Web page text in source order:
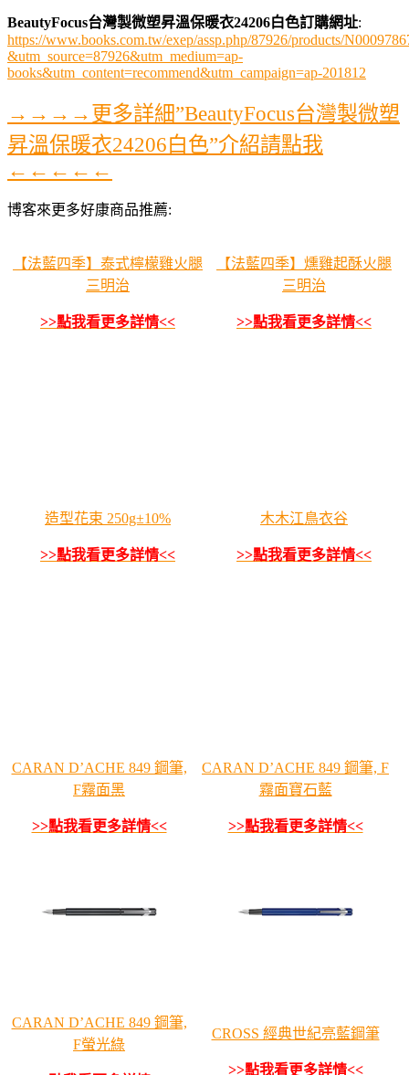
BeautyFocus台灣製微塑昇溫保暖衣24206白色訂購網址:
https://www.books.com.tw/exep/assp.php/87926/products/
&utm_source=87926&utm_medium=ap-
books&utm_content=recommend&utm_campaign=ap-201812
→→→→更多詳細”BeautyFocus台灣製微塑
昇溫保暖衣24206白色”介紹請點我
←←←←←
博客來更多好康商品推薦:
【法藍四季】泰式檸檬雞火腿
三明治
>>點我看更多詳情<<
【法藍四季】燻雞起酥火腿
三明治
>>點我看更多詳情<<
造型花束 250g±10%
>>點我看更多詳情<<
木木江鳥衣谷
>>點我看更多詳情<<
CARAN D’ACHE 849 鋼筆,
F霧面黑
>>點我看更多詳情<<
CARAN D’ACHE 849 鋼筆, F
霧面寶石藍
>>點我看更多詳情<<
CARAN D’ACHE 849 鋼筆,
F螢光綠
CROSS 經典世紀亮藍鋼筆
>>點我看更多詳情<<